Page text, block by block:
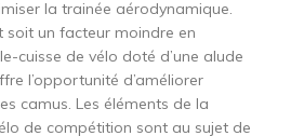
la trainée aérodynamique.
soit un facteur moindre en
cuisse de vélo doté d’une alude
l’opportunité d’améliorer
camus. Les éléments de la
de compétition sont au sujet de